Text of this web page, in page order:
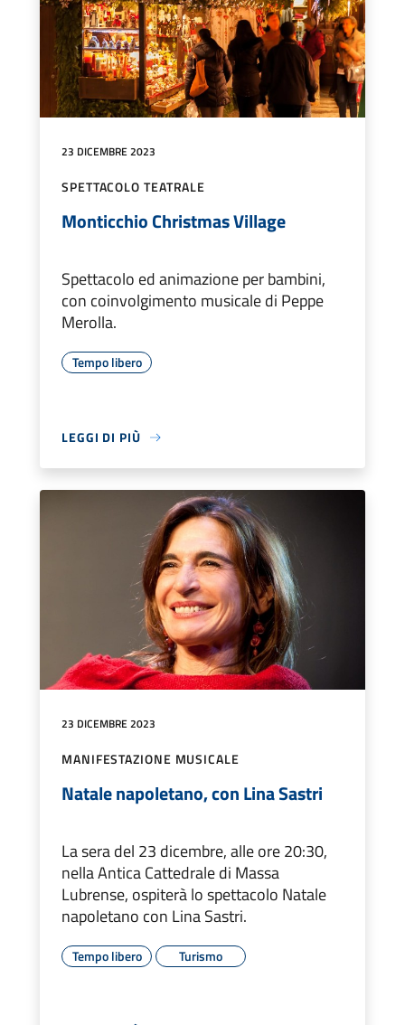
23 DICEMBRE 2023
SPETTACOLO TEATRALE
Monticchio Christmas Village
Spettacolo ed animazione per bambini,
con coinvolgimento musicale di Peppe
Merolla.
Tempo libero
LEGGI DI PIÙ
23 DICEMBRE 2023
MANIFESTAZIONE MUSICALE
Natale napoletano, con Lina Sastri
La sera del 23 dicembre, alle ore 20:30,
nella Antica Cattedrale di Massa
Lubrense, ospiterà lo spettacolo Natale
napoletano con Lina Sastri.
Tempo libero Turismo